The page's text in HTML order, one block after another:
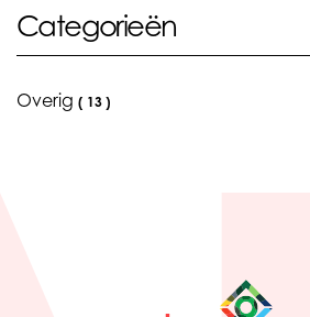
Categorieën
Overig ( 13 )